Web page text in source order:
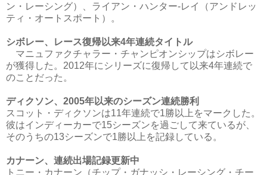
ン・レーシング）、ライアン・ハンター-レイ（アンドレッ
ティ・オートスポート）。
シボレー、レース復帰以来4年連続タイトル
マニュファクチャラー・チャンピオンシップはシボレー
が獲得した。2012年にシリーズに復帰して以来4年連続で
のことだった。
ディクソン、2005年以来のシーズン連続勝利
スコット・ディクソンは11年連続で1勝以上をマークした。
彼はインディーカーで15シーズンを過ごして来ているが、
そのうちの13シーズンで1勝以上を記録している。
カナーン、連続出場記録更新中
トニー・カナーン（チップ・ガナッシ・レーシング・チー